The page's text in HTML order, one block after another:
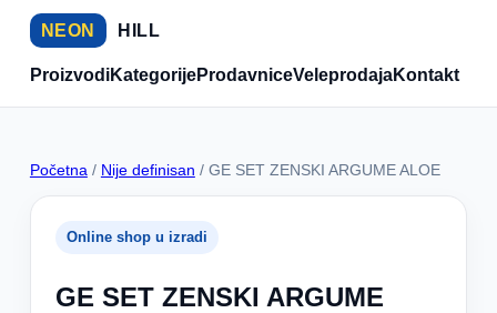
NEON HILL
ProizvodiKategorijeProdavniceVeleprodajaKontakt
Početna / Nije definisan / GE SET ZENSKI ARGUME ALOE
Online shop u izradi
GE SET ZENSKI ARGUME